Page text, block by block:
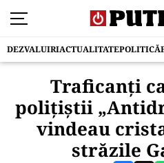
DEZVALUIRIACTUALITATEPOLITICĂ
Traficanți
polițiștii
vindeau
străzile